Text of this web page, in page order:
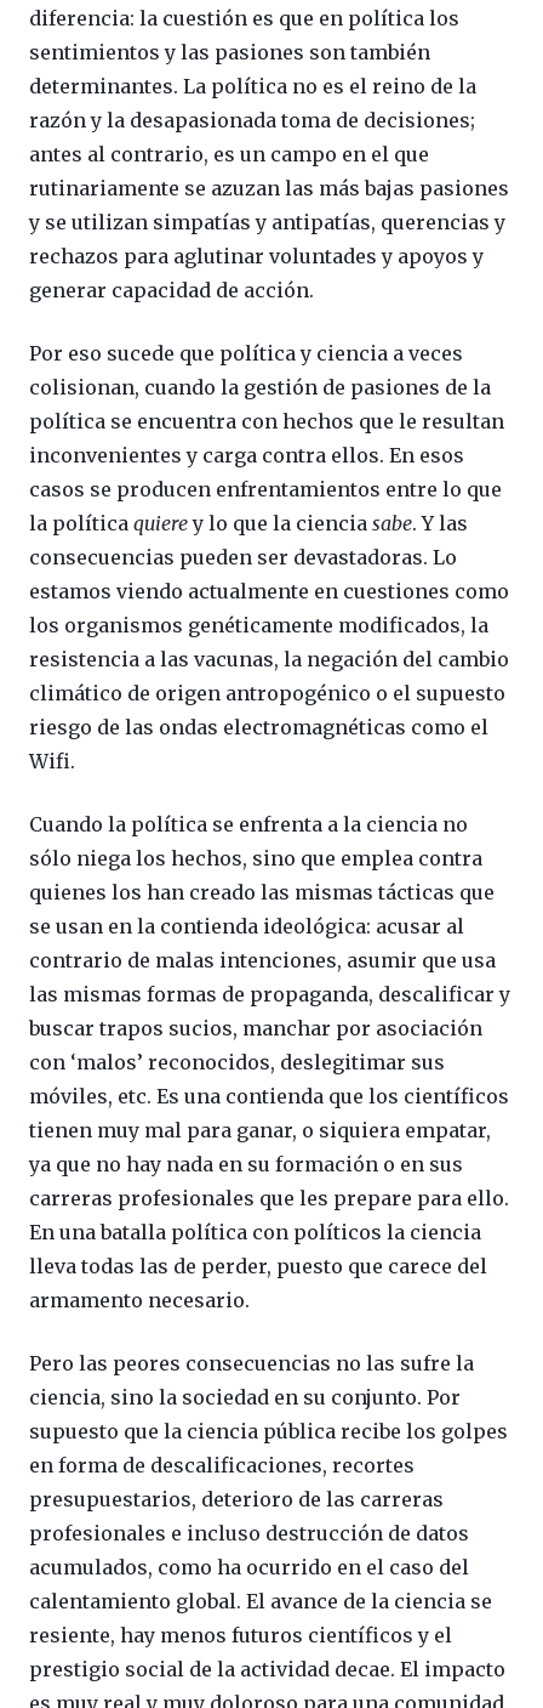
diferencia: la cuestión es que en política los
sentimientos y las pasiones son también
determinantes. La política no es el reino de la
razón y la desapasionada toma de decisiones;
antes al contrario, es un campo en el que
rutinariamente se azuzan las más bajas pasiones
y se utilizan simpatías y antipatías, querencias y
rechazos para aglutinar voluntades y apoyos y
generar capacidad de acción.
Por eso sucede que política y ciencia a veces
colisionan, cuando la gestión de pasiones de la
política se encuentra con hechos que le resultan
inconvenientes y carga contra ellos. En esos
casos se producen enfrentamientos entre lo que
la política quierey lo que la ciencia sabe. Y las
consecuencias pueden ser devastadoras. Lo
estamos viendo actualmente en cuestiones como
los organismos genéticamente modificados, la
resistencia a las vacunas, la negación del cambio
climático de origen antropogénico o el supuesto
riesgo de las ondas electromagnéticas como el
Wifi.
Cuando la política se enfrenta a la ciencia no
sólo niega los hechos, sino que emplea contra
quienes los han creado las mismas tácticas que
se usan en la contienda ideológica: acusar al
contrario de malas intenciones, asumir que usa
las mismas formas de propaganda, descalificar y
buscar trapos sucios, manchar por asociación
con ‘malos’ reconocidos, deslegitimar sus
móviles, etc. Es una contienda que los científicos
tienen muy mal para ganar, o siquiera empatar,
ya que no hay nada en su formación o en sus
carreras profesionales que les prepare para ello.
En una batalla política con políticos la ciencia
lleva todas las de perder, puesto que carece del
armamento necesario.
Pero las peores consecuencias no las sufre la
ciencia, sino la sociedad en su conjunto. Por
supuesto que la ciencia pública recibe los golpes
en forma de descalificaciones, recortes
presupuestarios, deterioro de las carreras
profesionales e incluso destrucción de datos
acumulados, como ha ocurrido en el caso del
calentamiento global. El avance de la ciencia se
resiente, hay menos futuros científicos y el
prestigio social de la actividad decae. El impacto